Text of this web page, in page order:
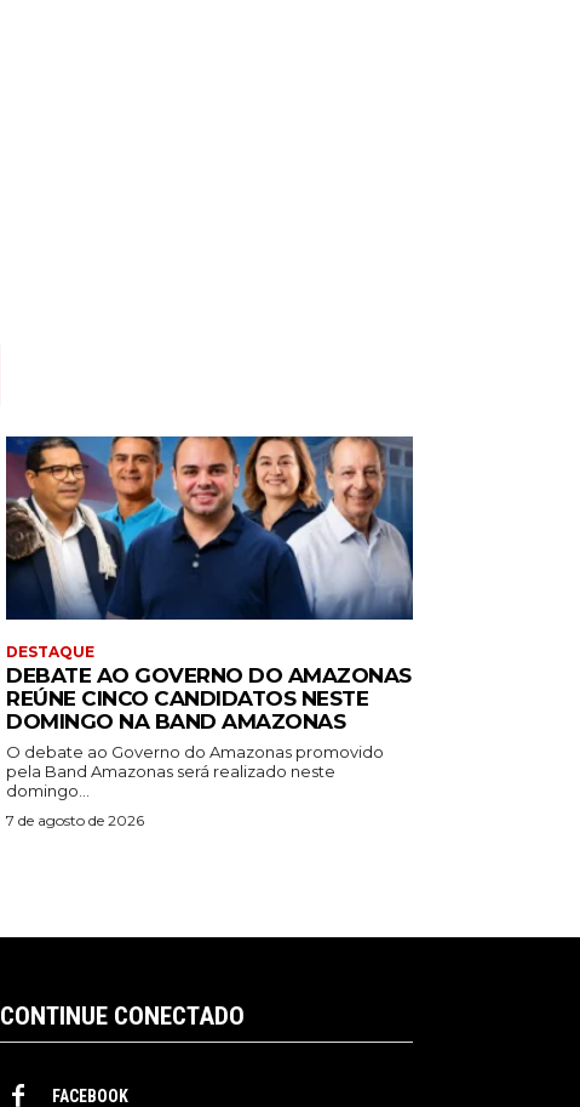
DESTAQUE
DEBATE AO GOVERNO DO AMAZONAS
REÚNE CINCO CANDIDATOS NESTE
DOMINGO NA BAND AMAZONAS
O debate ao Governo do Amazonas promovido
pela Band Amazonas será realizado neste
domingo...
7 de agosto de 2026
CONTINUE CONECTADO
FACEBOOK